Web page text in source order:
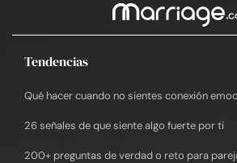
Tendencias
Qué hacer cuando no sientes conexión
26 señales de que siente algo fuerte por ti
200+ preguntas de verdad o reto para